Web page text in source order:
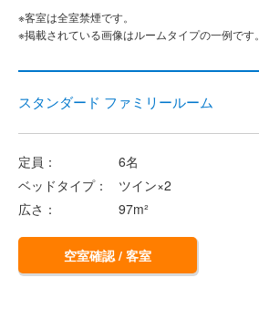
※客室は全室禁煙です。
※掲載されている画像はルームタイプの一例です。
スタンダード ファミリールーム
定員：
6名
ベッドタイプ：
ツイン×2
広さ：
97m²
空室確認 / 客室